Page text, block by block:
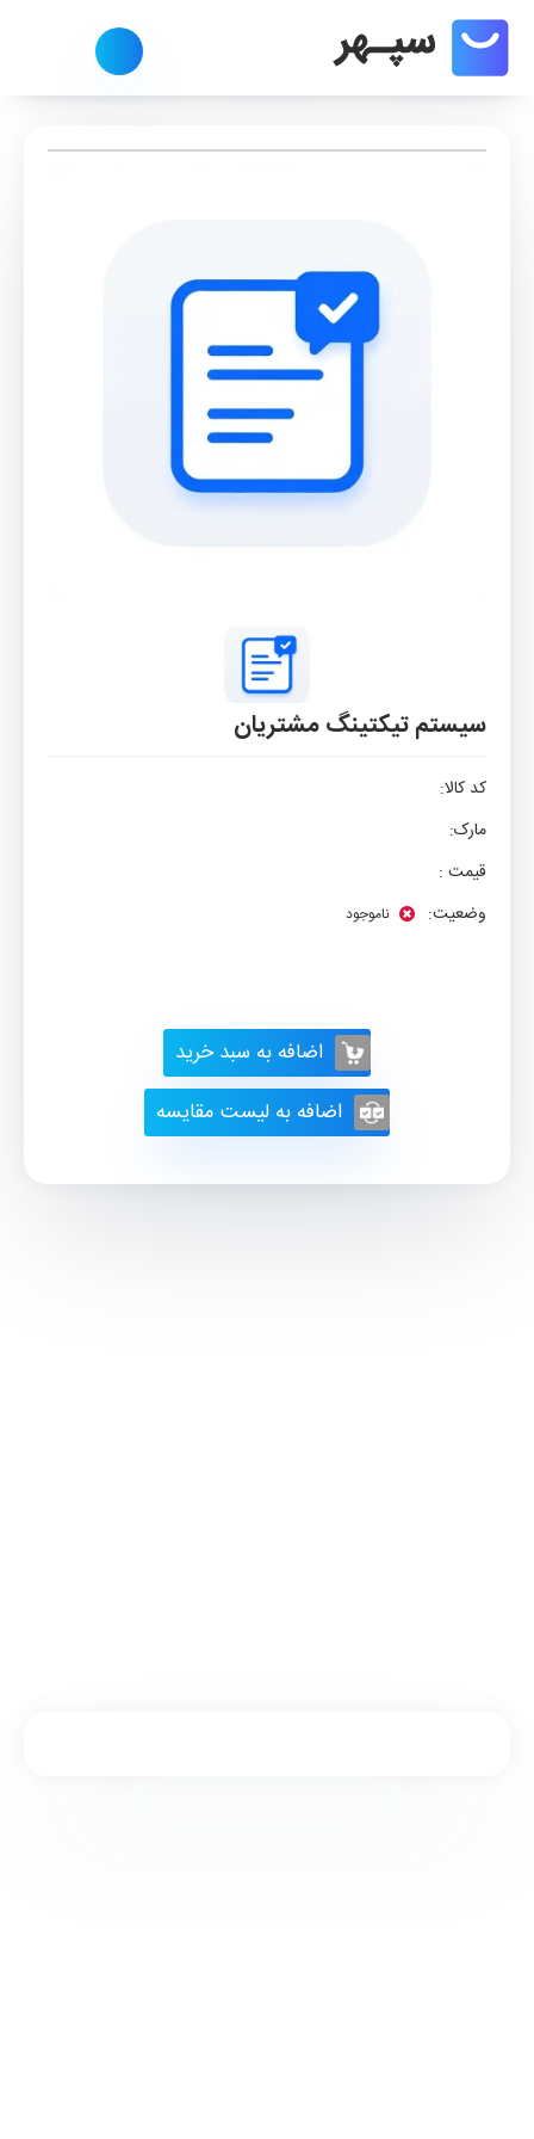
سیستم تیکتینگ مشتریان
کد کالا:
مارک:
قیمت :
وضعیت:
ناموجود
اضافه به سبد خرید
اضافه به لیست مقایسه